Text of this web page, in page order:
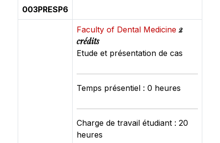
003PRESP6
Faculty of Dental Medicine2
crédits
Etude et présentation de cas
Temps présentiel : 0 heures
Charge de travail étudiant : 20
heures